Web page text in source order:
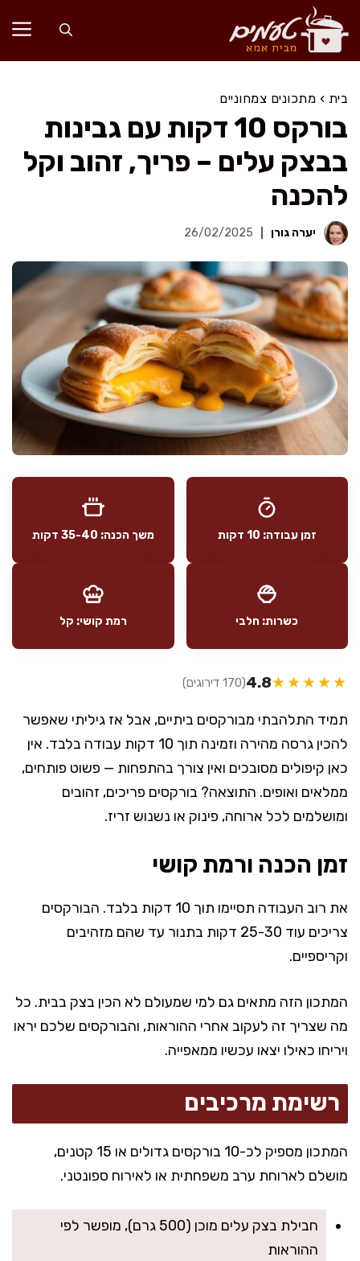
לדלג
לתוכן
בית › מתכונים צמחוניים
בורקס 10 דקות עם גבינות
בבצק עלים – פריך, זהוב וקל
להכנה
יערה גורן 26/02/2025
זמן עבודה: 10 דקות משך הכנה: 35-40 דקות
כשרות: חלבי רמת קושי: קל
★★★★★
4.8(170 דירוגים)
תמיד התלהבתי מבורקסים ביתיים, אבל אז גיליתי שאפשר
להכין גרסה מהירה וזמינה תוך 10 דקות עבודה בלבד. אין
כאן קיפולים מסובכים ואין צורך בהתפחות — פשוט פותחים,
ממלאים ואופים. התוצאה? בורקסים פריכים, זהובים
ומושלמים לכל ארוחה, פינוק או נשנוש זריז.
זמן הכנה ורמת קושי
את רוב העבודה תסיימו תוך 10 דקות בלבד. הבורקסים
צריכים עוד 25-30 דקות בתנור עד שהם מזהיבים
וקריספיים.
המתכון הזה מתאים גם למי שמעולם לא הכין בצק בבית. כל
מה שצריך זה לעקוב אחרי ההוראות, והבורקסים שלכם יראו
ויריחו כאילו יצאו עכשיו ממאפייה.
רשימת מרכיבים
המתכון מספיק לכ-10 בורקסים גדולים או 15 קטנים,
מושלם לארוחת ערב משפחתית או לאירוח ספונטני.
חבילת בצק עלים מוכן (500 גרם), מופשר לפי
ההוראות